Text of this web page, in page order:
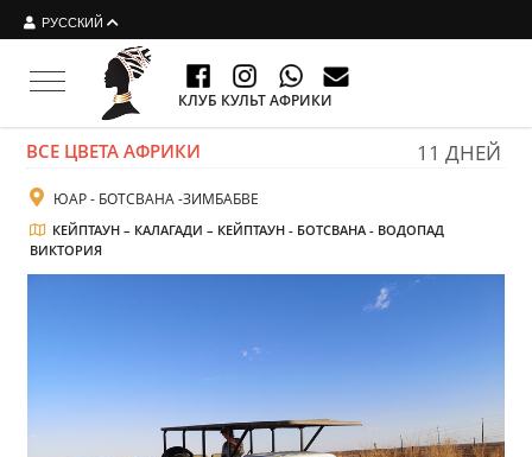
РУССКИЙ
Toggle navigation
КЛУБ КУЛЬТ АФРИКИ
ВСЕ ЦВЕТА АФРИКИ 11 ДНЕЙ
ЮАР - БОТСВАНА -ЗИМБАБВЕ
КЕЙПТАУН – КАЛАГАДИ – КЕЙПТАУН - БОТСВАНА - ВОДОПАД
ВИКТОРИЯ